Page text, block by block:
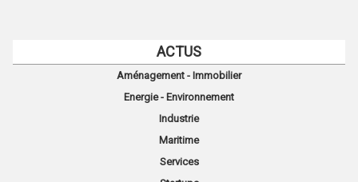
ACTUS
Aménagement - Immobilier
Energie - Environnement
Industrie
Maritime
Services